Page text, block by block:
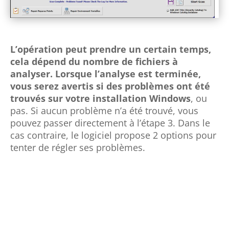
L’opération peut prendre un certain temps,
cela dépend du nombre de fichiers à
analyser. Lorsque l’analyse est terminée,
vous serez avertis si des problèmes ont été
trouvés sur votre installation Windows, ou
pas. Si aucun problème n’a été trouvé, vous
pouvez passer directement à l’étape 3. Dans le
cas contraire, le logiciel propose 2 options pour
tenter de régler ses problèmes.